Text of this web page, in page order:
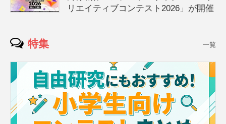
リエイティブコンテスト2026」が開催
特集 一覧